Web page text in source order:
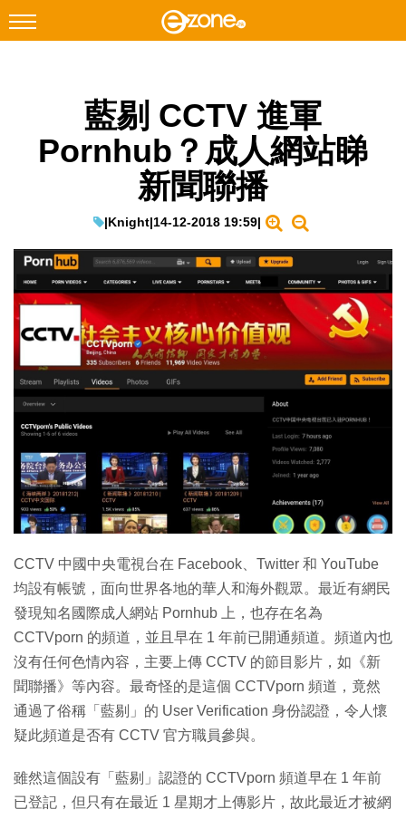
Facebook Instagram
科技焦點
教學評測
EduTech
IT Times
生成式AI與雲端應用
Enterprise Digital Transformation
特集
藍剔 CCTV 進軍
Pornhub？成人網站睇
新聞聯播
|Knight|14-12-2018 19:59|
CCTV 中國中央電視台在 Facebook、Twitter 和 YouTube
均設有帳號，面向世界各地的華人和海外觀眾。最近有網民
發現知名國際成人網站 Pornhub 上，也存在名為
CCTVporn 的頻道，並且早在 1 年前已開通頻道。頻道內也
沒有任何色情內容，主要上傳 CCTV 的節目影片，如《新
聞聯播》等內容。最奇怪的是這個 CCTVporn 頻道，竟然
通過了俗稱「藍剔」的 User Verification 身份認證，令人懷
疑此頻道是否有 CCTV 官方職員參與。
雖然這個設有「藍剔」認證的 CCTVporn 頻道早在 1 年前
已登記，但只有在最近 1 星期才上傳影片，故此最近才被網